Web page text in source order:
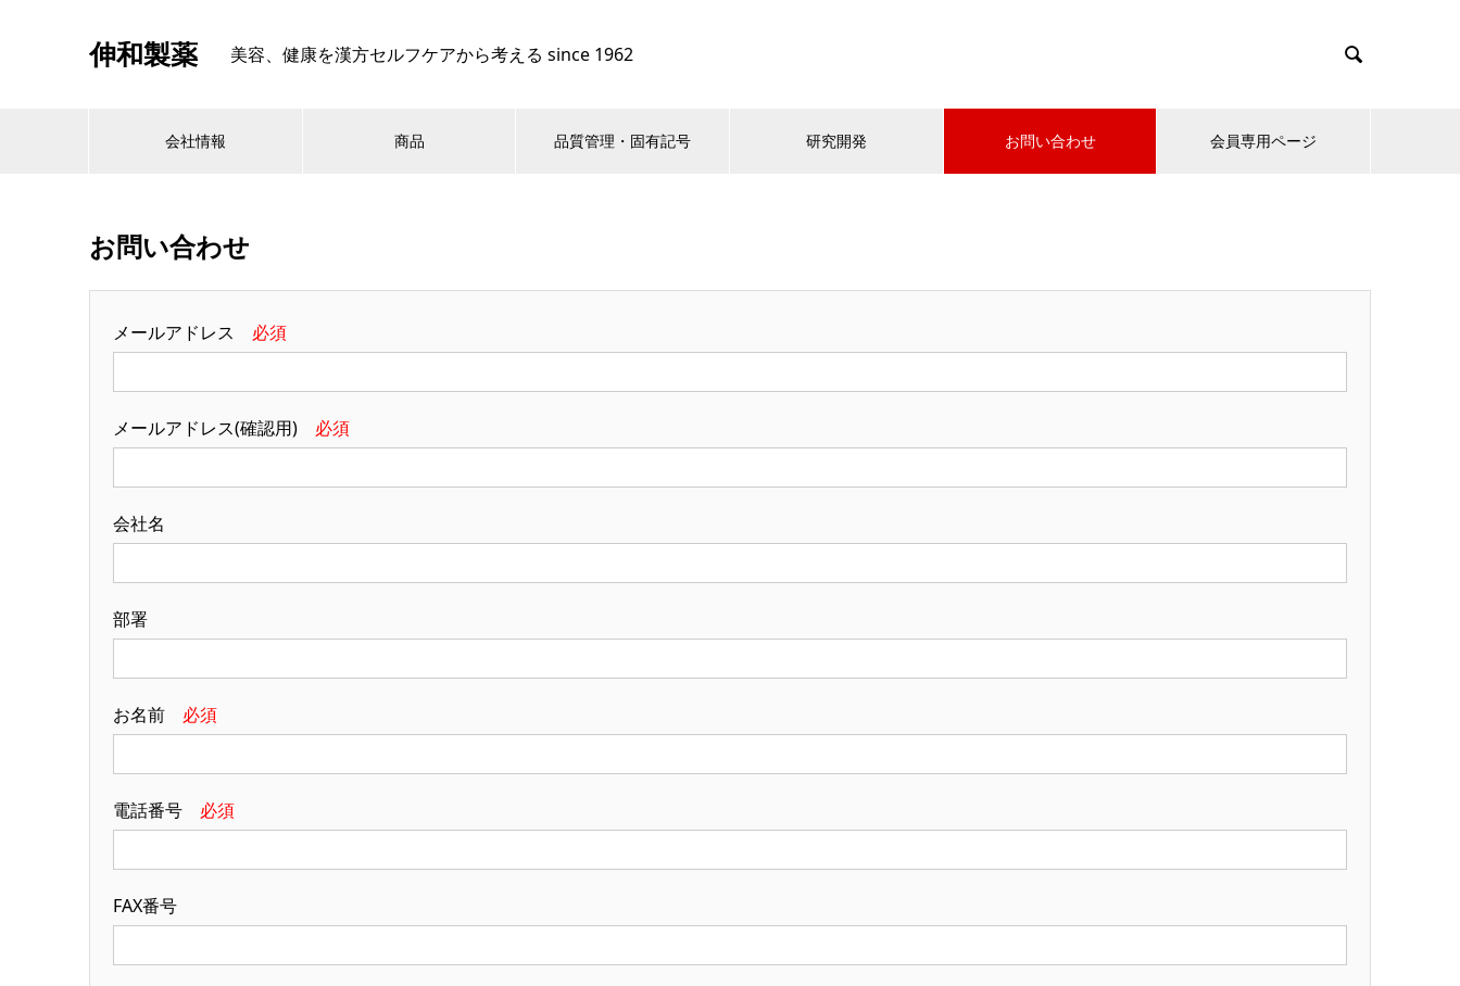
伸和製薬 美容、健康を漢方セルフケアから考える since 1962 
会社情報 商品 品質管理・固有記号 研究開発 お問い合わせ 会員専用ページ
お問い合わせ
メールアドレス 必須
メールアドレス(確認用) 必須
会社名
部署
お名前 必須
電話番号 必須
FAX番号